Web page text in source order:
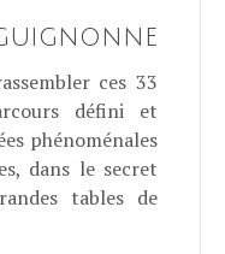
ces 33
défini et
phénoménales
dans le secret
tables de